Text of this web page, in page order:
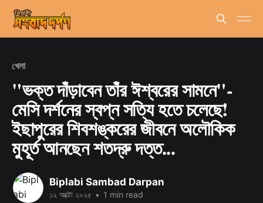
খেলা
"ভক্ত দাঁড়াবেন তাঁর ঈশ্বরের সামনে"-
মেসি দর্শনের স্বপ্ন সত্যি হতে চলেছে!
ইছাপুরের শিবশঙ্করের জীবনে অলৌকিক
মুহূর্ত আনছেন শতদ্রু দত্ত...
Biplabi Sambad Darpan
১২ অক্টো ২০২৫ • 1 min read